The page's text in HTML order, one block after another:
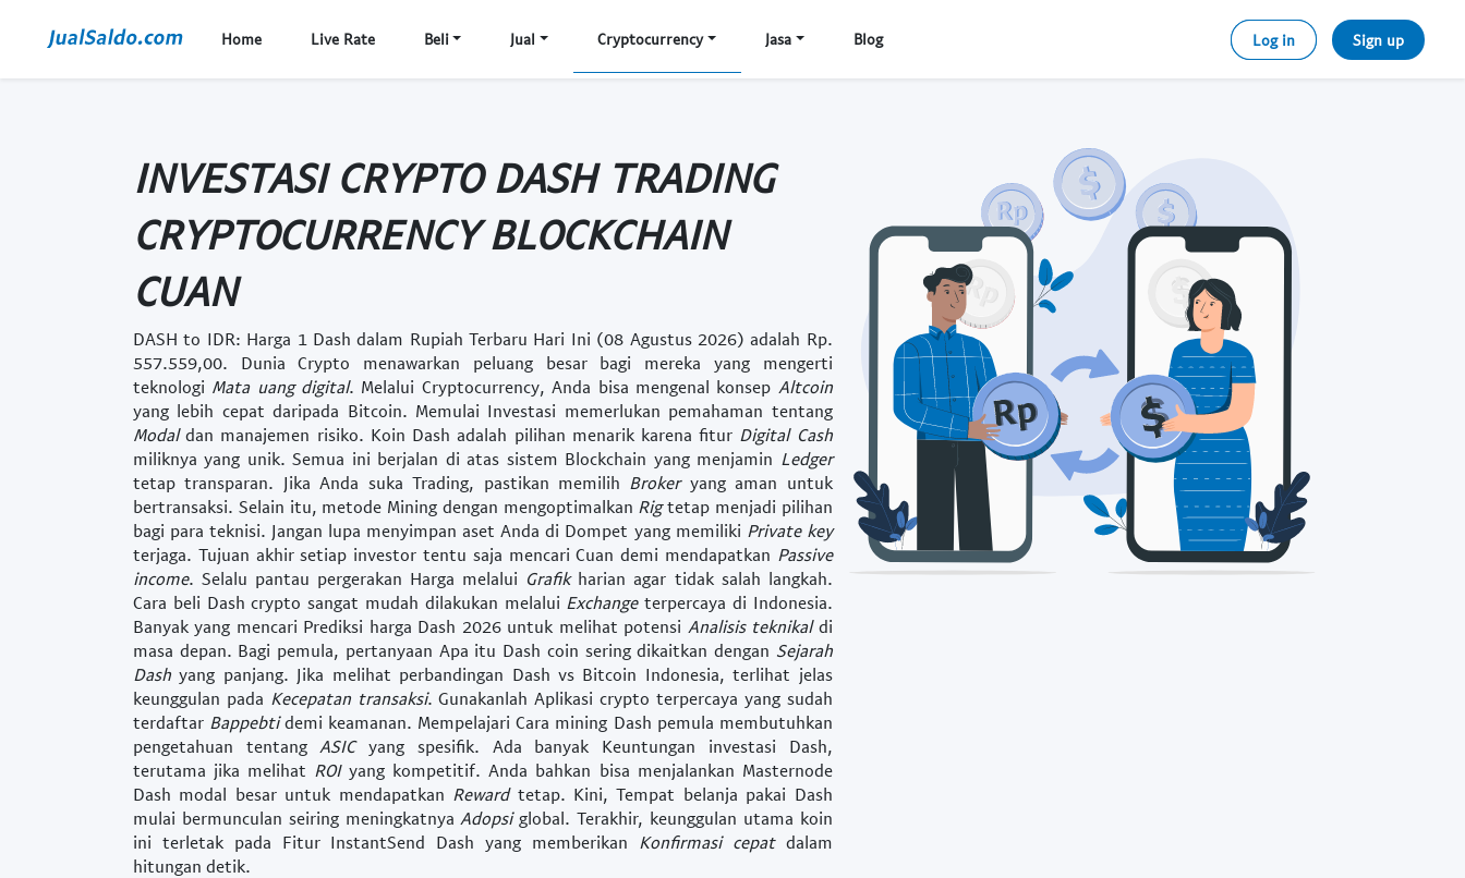
Home Live Rate Beli Jual Cryptocurrency Jasa Blog Log in Sign up
INVESTASI CRYPTO DASH TRADING
CRYPTOCURRENCY BLOCKCHAIN
CUAN
DASH to IDR: Harga 1 Dash dalam Rupiah Terbaru Hari Ini (08 Agustus 2026) adalah Rp.
557.559,00. DuniaCrypto menawarkan peluang besar bagi mereka yang mengerti
teknologi Mata uang digital. Melalui Cryptocurrency, Anda bisa mengenal konsep Altcoin
yang lebih cepat daripada Bitcoin. Memulai Investasi memerlukan pemahaman tentang
Modaldan manajemen risiko. Koin Dash adalah pilihan menarik karena fitur Digital Cash
miliknya yang unik. Semua ini berjalan di atas sistem Blockchain yang menjamin Ledger
tetap transparan. Jika Anda sukaTrading, pastikan memilih Brokeryang aman untuk
bertransaksi. Selain itu, metode Mining dengan mengoptimalkan Rigtetap menjadi pilihan
bagi para teknisi. Jangan lupa menyimpan aset Anda di Dompet yang memiliki Private key
terjaga. Tujuan akhir setiap investor tentu saja mencariCuan demi mendapatkan Passive
income. Selalu pantau pergerakan Harga melalui Grafikharian agar tidak salah langkah.
Cara beli Dash crypto sangat mudah dilakukan melalui Exchangeterpercaya di Indonesia.
Banyak yang mencari Prediksi harga Dash 2026untuk melihat potensi Analisis teknikaldi
masa depan. Bagi pemula, pertanyaan Apa itu Dash coin sering dikaitkan dengan Sejarah
Dash yang panjang. Jika melihat perbandingan Dash vs Bitcoin Indonesia, terlihat jelas
keunggulan pada Kecepatan transaksi. GunakanlahAplikasi crypto terpercaya yang sudah
terdaftar Bappebtidemi keamanan. MempelajariCara mining Dash pemula membutuhkan
pengetahuan tentang ASICyang spesifik. Ada banyak Keuntungan investasi Dash,
terutama jika melihat ROIyang kompetitif. Anda bahkan bisa menjalankan Masternode
Dash modal besar untuk mendapatkan Rewardtetap. Kini,Tempat belanja pakai Dash
mulai bermunculan seiring meningkatnya Adopsiglobal. Terakhir, keunggulan utama koin
ini terletak pada Fitur InstantSend Dash yang memberikan Konfirmasi cepatdalam
hitungan detik.